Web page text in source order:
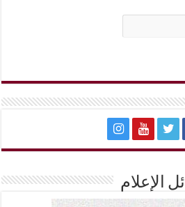
الإعلام